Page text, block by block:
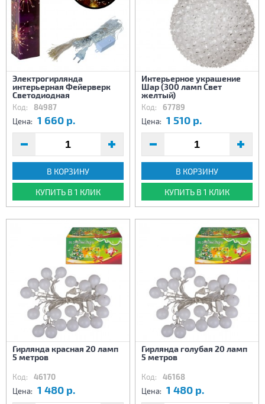
Электрогирлянда
интерьерная Фейерверк
Светодиодная
Код: 84987
Цена: 1 660 р.
В КОРЗИНУ
КУПИТЬ В 1 КЛИК
Интерьерное украшение
Шар (300 ламп Свет
желтый)
Код: 67789
Цена: 1 510 р.
В КОРЗИНУ
КУПИТЬ В 1 КЛИК
Гирлянда красная 20 ламп
5 метров
Код: 46170
Цена: 1 480 р.
Гирлянда голубая 20 ламп
5 метров
Код: 46168
Цена: 1 480 р.